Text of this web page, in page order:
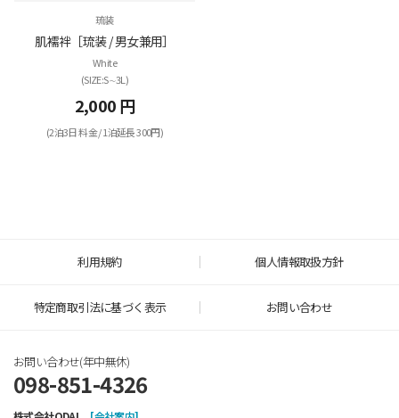
琉装
肌襦袢［琉装 / 男女兼用］
White
(SIZE:S∼3Ⅼ)
2,000 円
(2泊3日 料金 / 1泊延長 300円)
利用規約 個人情報取扱方針
特定商取引法に基づく表示 お問い合わせ
お問い合わせ(年中無休)
098-851-4326